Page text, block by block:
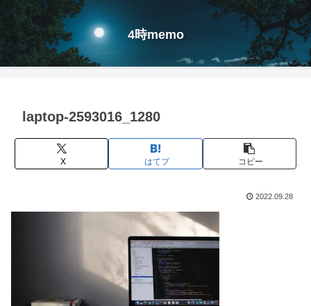
4時memo
laptop-2593016_1280
X はてブ コピー
2022.09.28